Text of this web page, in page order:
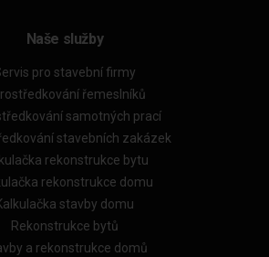
Naše služby
pro stavební firmy
řemeslníků
samotných prací
stavebních zakázek
rekonstrukce bytu
rekonstrukce domu
stavby domu
Rekonstrukce bytů
a rekonstrukce domů